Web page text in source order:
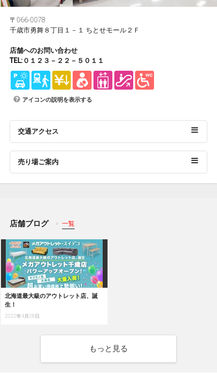
〒066-0078
千歳市勇舞８丁目１－１ ちとせモール２Ｆ
店舗へのお問い合わせ
TEL:０１２３－２２－５０１１
アイコンの説明を表示する
交通アクセス
売り場ご案内
店舗ブログ 一覧
北海道最大級のアウトレット店、誕
生！
2022年4月28日
もっと見る